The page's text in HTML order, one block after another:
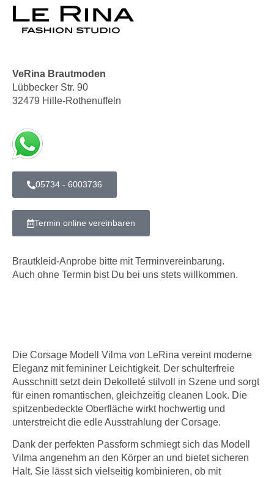
VeRina Brautmoden
Lübbecker Str. 90
32479 Hille-Rothenuffeln
05734 - 6003736
Termin online vereinbaren
Brautkleid-Anprobe bitte mit Terminvereinbarung.
Auch ohne Termin bist Du bei uns stets willkommen.
Die Corsage Modell Vilma von LeRina vereint moderne
Eleganz mit femininer Leichtigkeit. Der schulterfreie
Ausschnitt setzt dein Dekolleté stilvoll in Szene und sorgt
für einen romantischen, gleichzeitig cleanen Look. Die
spitzenbedeckte Oberfläche wirkt hochwertig und
unterstreicht die edle Ausstrahlung der Corsage.
Dank der perfekten Passform schmiegt sich das Modell
Vilma angenehm an den Körper an und bietet sicheren
Halt. Sie lässt sich vielseitig kombinieren, ob mit